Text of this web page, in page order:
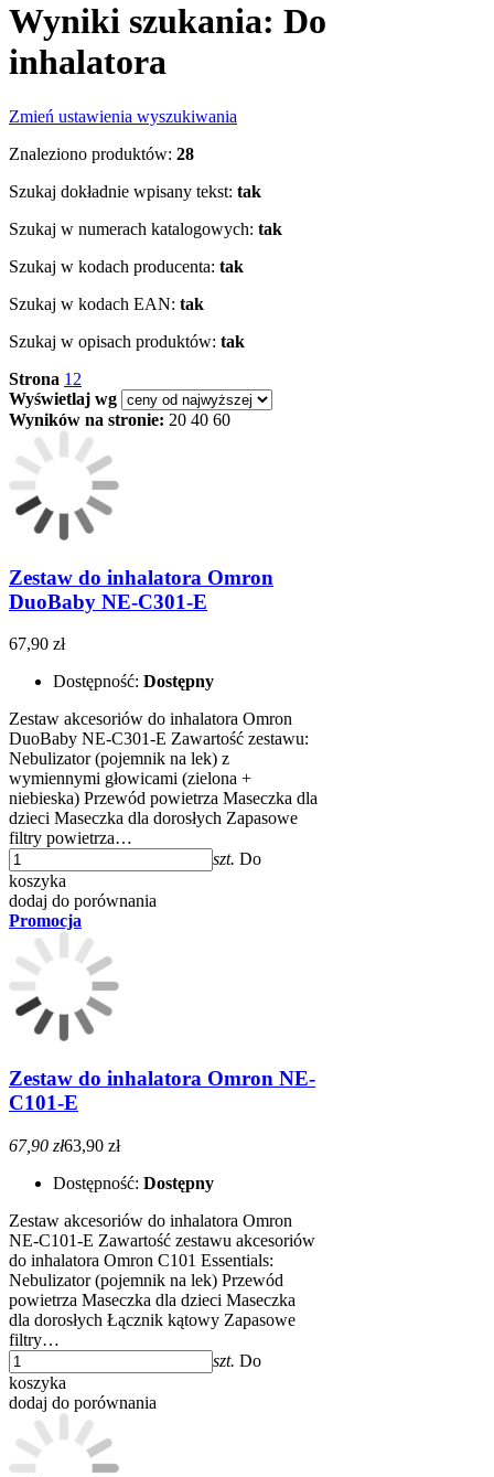
Wyniki szukania: Do
inhalatora
Zmień ustawienia wyszukiwania
Znaleziono produktów: 28
Szukaj dokładnie wpisany tekst: tak
Szukaj w numerach katalogowych: tak
Szukaj w kodach producenta: tak
Szukaj w kodach EAN: tak
Szukaj w opisach produktów: tak
Strona 1 2
Wyświetlaj wg
Wyników na stronie: 20 40 60
Zestaw do inhalatora Omron
DuoBaby NE-C301-E
67,90 zł
Dostępność: Dostępny
Zestaw akcesoriów do inhalatora Omron
DuoBaby NE-C301-E Zawartość zestawu:
Nebulizator (pojemnik na lek) z
wymiennymi głowicami (zielona +
niebieska) Przewód powietrza Maseczka dla
dzieci Maseczka dla dorosłych Zapasowe
filtry powietrza…
szt. Do
koszyka
dodaj do porównania
Promocja
Zestaw do inhalatora Omron NE-
C101-E
67,90 zł63,90 zł
Dostępność: Dostępny
Zestaw akcesoriów do inhalatora Omron
NE-C101-E Zawartość zestawu akcesoriów
do inhalatora Omron C101 Essentials:
Nebulizator (pojemnik na lek) Przewód
powietrza Maseczka dla dzieci Maseczka
dla dorosłych Łącznik kątowy Zapasowe
filtry…
szt. Do
koszyka
dodaj do porównania